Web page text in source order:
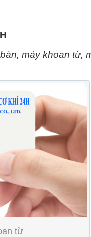
máy khoan từ,
từ